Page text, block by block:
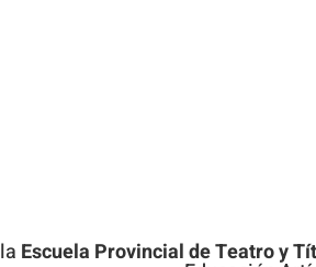
Escuela Provincial de Teatro y